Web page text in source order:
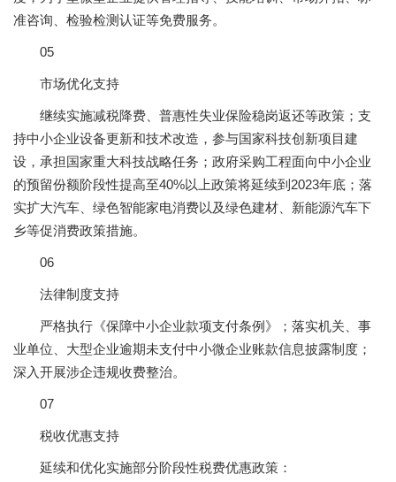
准咨询、检验检测认证等免费服务。
05
市场优化支持
继续实施减税降费、普惠性失业保险稳岗返还等政策；支
持中小企业设备更新和技术改造，参与国家科技创新项目建
设，承担国家重大科技战略任务；政府采购工程面向中小企业
的预留份额阶段性提高至40%以上政策将延续到2023年底；落
实扩大汽车、绿色智能家电消费以及绿色建材、新能源汽车下
乡等促消费政策措施。
06
法律制度支持
严格执行《保障中小企业款项支付条例》；落实机关、事
业单位、大型企业逾期未支付中小微企业账款信息披露制度；
深入开展涉企违规收费整治。
07
税收优惠支持
延续和优化实施部分阶段性税费优惠政策：